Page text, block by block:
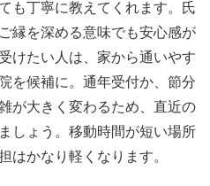
も丁寧に教えてくれます。氏
縁を深める意味でも安心感が
けたい人は、家から通いやす
を候補に。通年受付か、節分
が大きく変わるため、直近の
しょう。移動時間が短い場所
はかなり軽くなります。